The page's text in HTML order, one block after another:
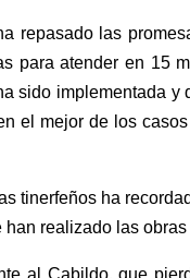
repasado las
para atender en 15
sido implementada
el mejor de los
tinerfeños ha
realizado las